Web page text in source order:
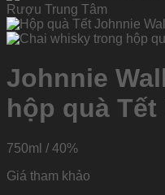
Johnnie
hộp quà Tết
750ml / 40%
Giá tham khảo